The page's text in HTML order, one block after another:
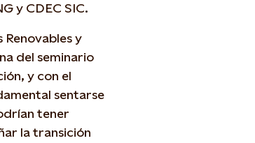
y CDEC SIC.
y
del seminario
y con el
sentarse
tener
la transición